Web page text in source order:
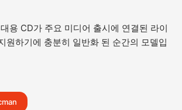
용 CD가 주요 미디어 출시에 연결된 라이
원하기에 충분히 일반화 된 순간의 모델입